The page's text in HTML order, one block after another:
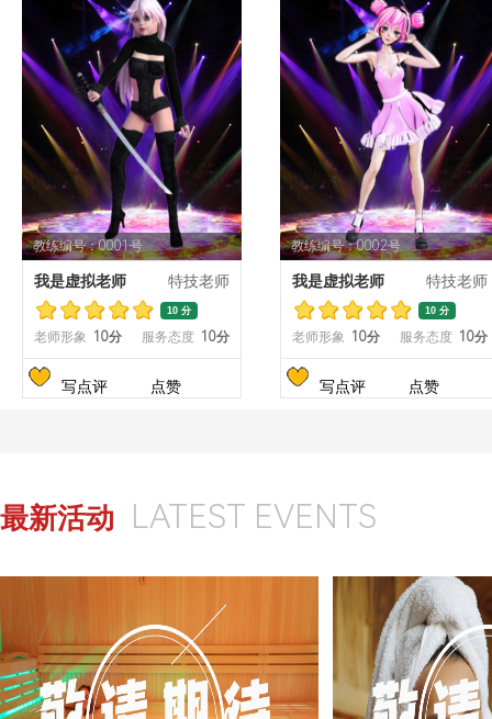
教练编号：0001号
我是虚拟老师 特技老师
10 分
老师形象 10分 服务态度 10分
写点评 点赞
教练编号：0002号
我是虚拟老师 特技老师
10 分
老师形象 10分 服务态度 10分
写点评 点赞
最新活动 LATEST EVENTS